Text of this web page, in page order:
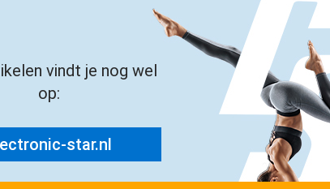
vindt je nog wel
op:
star.nl